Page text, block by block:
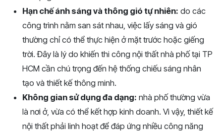
Hạn chế ánh sáng và thông gió tự nhiên: do các
công trình nằm san sát nhau, việc lấy sáng và gió
thường chỉ có thể thực hiện ở mặt trước hoặc giếng
trời. Đây là lý do khiến thi công nội thất nhà phố tại TP
HCM cần chú trọng đến hệ thống chiếu sáng nhân
tạo và thiết kế thông minh.
Không gian sử dụng đa dạng: nhà phố thường vừa
là nơi ở, vừa có thể kết hợp kinh doanh. Vì vậy, thiết kế
nội thất phải linh hoạt để đáp ứng nhiều công năng